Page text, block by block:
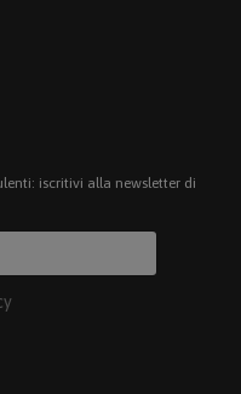
iscritivi alla newsletter di